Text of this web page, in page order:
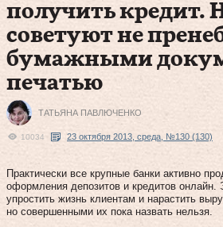
получить кредит.
советуют не
бумажными
печатью
ТАТЬЯНА ПАВЛЮЧЕНКО
10034 23 октября 2013, среда, №130 (130)
Практически все крупные банки активно
оформления депозитов и кредитов
упростить жизнь клиентам и нарастить
но совершенными их пока назвать нельзя.